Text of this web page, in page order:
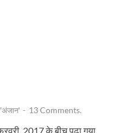
- 13 Comments.
2017 के बीच पढ़ा गया